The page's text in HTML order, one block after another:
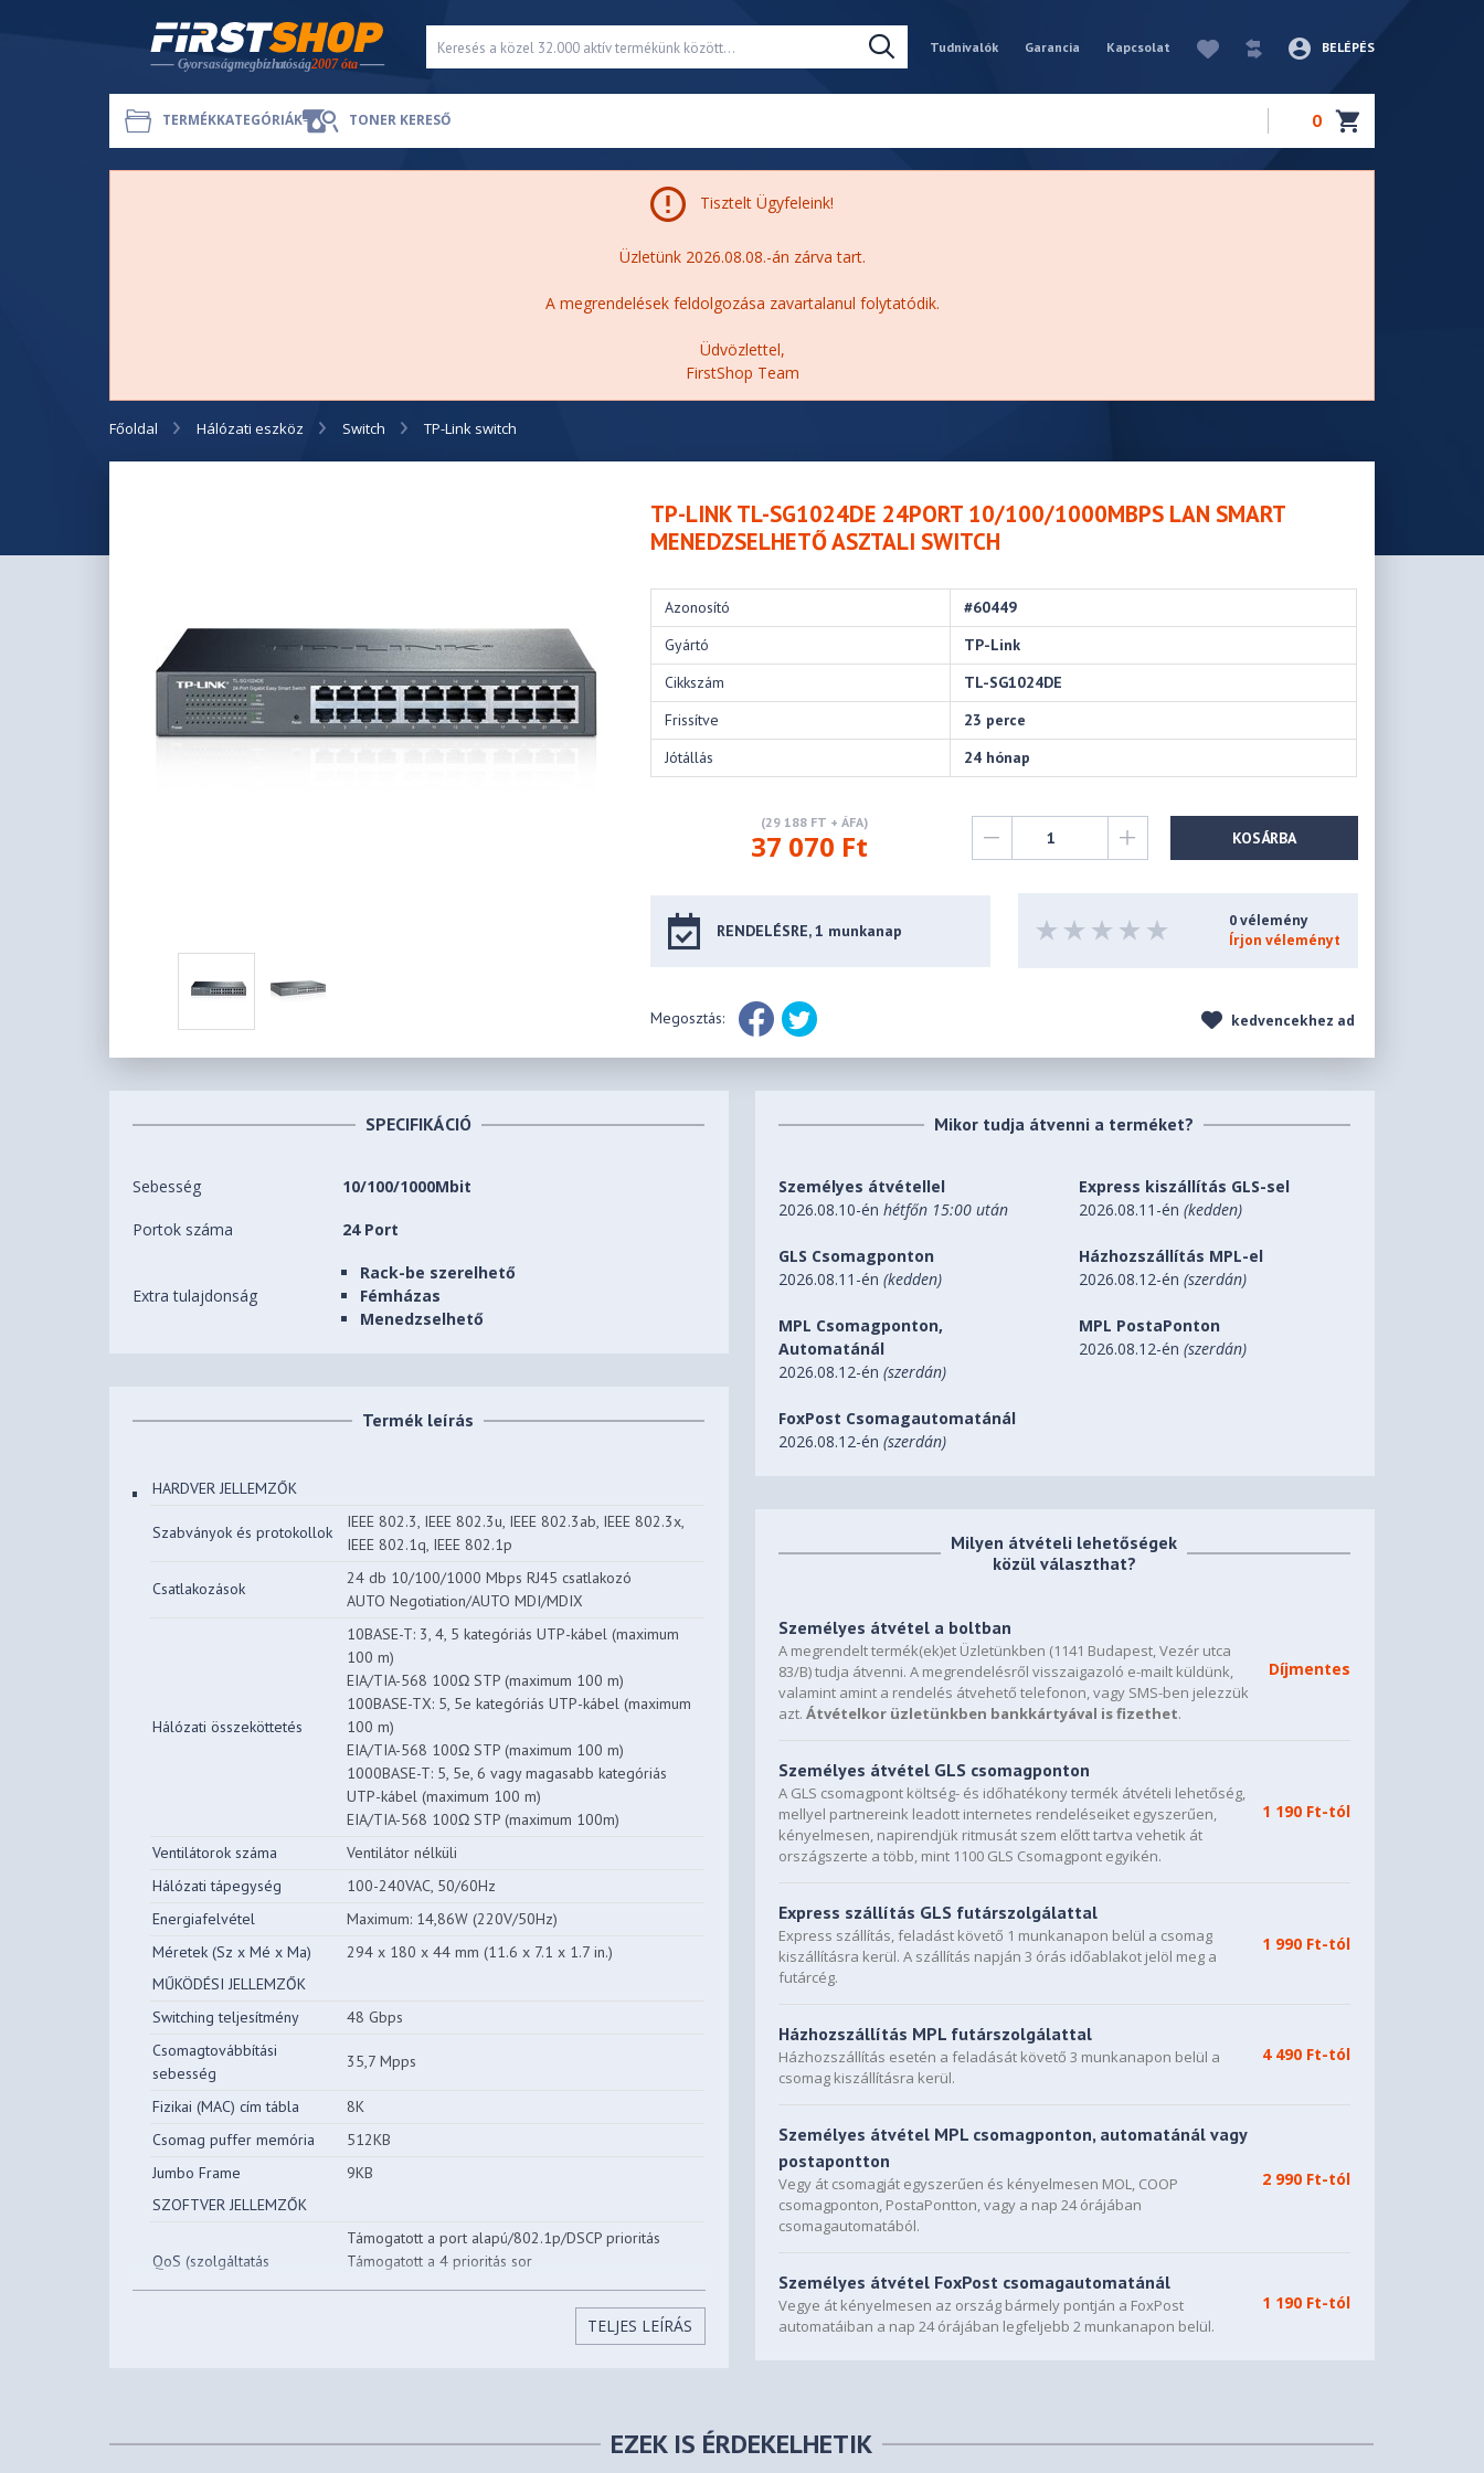
Tudnivalók Garancia Kapcsolat BELÉPÉS
TERMÉKKATEGÓRIÁK TONER KERESŐ 0
Tisztelt Ügyfeleink!
Üzletünk 2026.08.08.-án zárva tart.
A megrendelések feldolgozása zavartalanul folytatódik.
Üdvözlettel,
FirstShop Team
Főoldal Hálózati eszköz Switch TP-Link switch
TP-LINK TL-SG1024DE 24PORT 10/100/1000MBPS LAN SMART
MENEDZSELHETŐ ASZTALI SWITCH
Azonosító
#60449
Gyártó
TP-Link
Cikkszám
TL-SG1024DE
Frissítve
23 perce
Jótállás
24 hónap
(29 188 FT + ÁFA)
37 070 Ft KOSÁRBA
RENDELÉSRE, 1 munkanap
0 vélemény
Írjon véleményt
Megosztás: kedvencekhez ad
SPECIFIKÁCIÓ
Sebesség 10/100/1000Mbit
Portok száma 24 Port
Extra tulajdonság
Rack-be szerelhető
Fémházas
Menedzselhető
Termék leírás
HARDVER JELLEMZŐK
Szabványok és protokollok
IEEE 802.3, IEEE 802.3u, IEEE 802.3ab, IEEE 802.3x,
IEEE 802.1q, IEEE 802.1p
Csatlakozások
24 db 10/100/1000 Mbps RJ45 csatlakozó
AUTO Negotiation/AUTO MDI/MDIX
Hálózati összeköttetés
10BASE-T: 3, 4, 5 kategóriás UTP-kábel (maximum
100 m)
EIA/TIA-568 100Ω STP (maximum 100 m)
100BASE-TX: 5, 5e kategóriás UTP-kábel (maximum
100 m)
EIA/TIA-568 100Ω STP (maximum 100 m)
1000BASE-T: 5, 5e, 6 vagy magasabb kategóriás
UTP-kábel (maximum 100 m)
EIA/TIA-568 100Ω STP (maximum 100m)
Ventilátorok száma
Ventilátor nélküli
Hálózati tápegység
100-240VAC, 50/60Hz
Energiafelvétel
Maximum: 14,86W (220V/50Hz)
Méretek (Sz x Mé x Ma)
294 x 180 x 44 mm (11.6 x 7.1 x 1.7 in.)
MŰKÖDÉSI JELLEMZŐK
Switching teljesítmény
48 Gbps
Csomagtovábbítási
sebesség
35,7 Mpps
Fizikai (MAC) cím tábla
8K
Csomag puffer memória
512KB
Jumbo Frame
9KB
SZOFTVER JELLEMZŐK
QoS (szolgáltatás
Támogatott a port alapú/802.1p/DSCP prioritás
Támogatott a 4 prioritás sor
TELJES LEÍRÁS
Mikor tudja átvenni a terméket?
Személyes átvétellel
2026.08.10-énhétfőn 15:00 után
Express kiszállítás GLS-sel
2026.08.11-én (kedden)
GLS Csomagponton
2026.08.11-én(kedden)
Házhozszállítás MPL-el
2026.08.12-én (szerdán)
MPL Csomagponton,
Automatánál
2026.08.12-én(szerdán)
MPL PostaPonton
2026.08.12-én (szerdán)
FoxPost Csomagautomatánál
2026.08.12-én(szerdán)
Milyen átvételi lehetőségek
közül választhat?
Személyes átvétel a boltban
A megrendelt termék(ek)et Üzletünkben (1141 Budapest, Vezér utca
83/B) tudja átvenni. A megrendelésről visszaigazoló e-mailt küldünk,
valamint amint a rendelés átvehető telefonon, vagy SMS-ben jelezzük
azt.Átvételkor üzletünkben bankkártyával is fizethet.
Díjmentes
Személyes átvétel GLS csomagponton
A GLS csomagpont költség- és időhatékony termék átvételi lehetőség,
mellyel partnereink leadott internetes rendeléseiket egyszerűen,
kényelmesen, napirendjük ritmusát szem előtt tartva vehetik át
országszerte a több, mint 1100 GLS Csomagpont egyikén.
1 190 Ft-tól
Express szállítás GLS futárszolgálattal
Express szállítás, feladást követő 1 munkanapon belül a csomag
kiszállításra kerül. A szállítás napján 3 órás időablakot jelöl meg a
futárcég.
1 990 Ft-tól
Házhozszállítás MPL futárszolgálattal
Házhozszállítás esetén a feladását követő 3 munkanapon belül a
csomag kiszállításra kerül.
4 490 Ft-tól
Személyes átvétel MPL csomagponton, automatánál vagy
postapontton
Vegy át csomagját egyszerűen és kényelmesen MOL, COOP
csomagponton, PostaPontton, vagy a nap 24 órájában
csomagautomatából.
2 990 Ft-tól
Személyes átvétel FoxPost csomagautomatánál
Vegye át kényelmesen az ország bármely pontján a FoxPost
automatáiban a nap 24 órájában legfeljebb 2 munkanapon belül.
1 190 Ft-tól
EZEK IS ÉRDEKELHETIK